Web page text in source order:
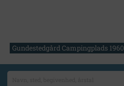
Gundestedgård Campingplads 1960